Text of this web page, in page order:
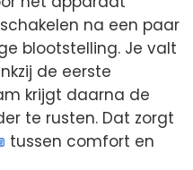
na een paar
blootstelling. Je valt
de eerste
krijgt daarna de
te rusten. Dat zorgt
tussen comfort en